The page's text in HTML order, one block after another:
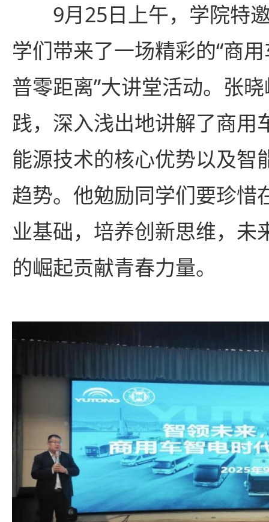
9月25日上午，学院特
学们带来了一场精彩的“商
普零距离”大讲堂活动。张
践，深入浅出地讲解了商用
能源技术的核心优势以及智
趋势。他勉励同学们要珍惜
业基础，培养创新思维，未
的崛起贡献青春力量。